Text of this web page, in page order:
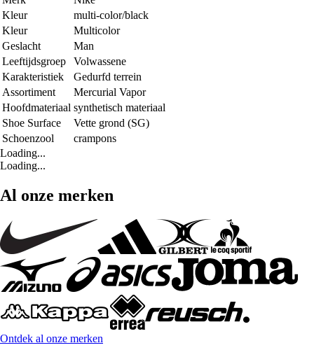
Kleur
multi-color/black
Kleur
Multicolor
Geslacht
Man
Leeftijdsgroep
Volwassene
Karakteristiek
Gedurfd terrein
Assortiment
Mercurial Vapor
Hoofdmateriaal synthetisch materiaal
Shoe Surface
Vette grond (SG)
Schoenzool
crampons
Loading...
Loading...
Al onze merken
Ontdek al onze merken